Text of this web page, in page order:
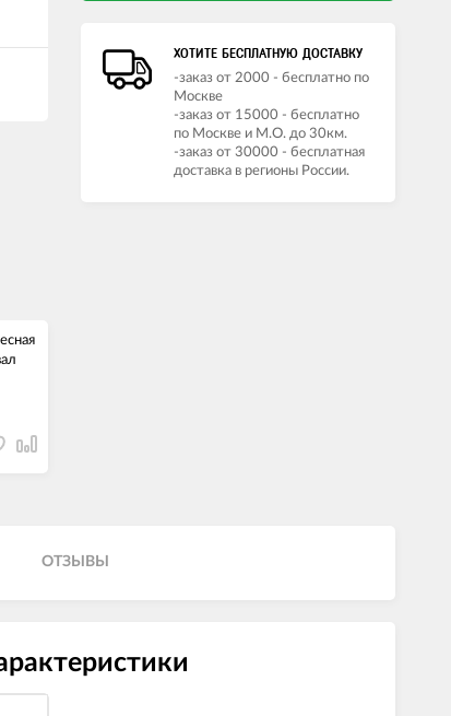
ХОТИТЕ БЕСПЛАТНУЮ ДОСТАВКУ
-заказ от 2000 - бесплатно по
Москве
-заказ от 15000 - бесплатно
по Москве и М.О. до 30км.
-заказ от 30000 - бесплатная
доставка в регионы России.
ОТЗЫВЫ